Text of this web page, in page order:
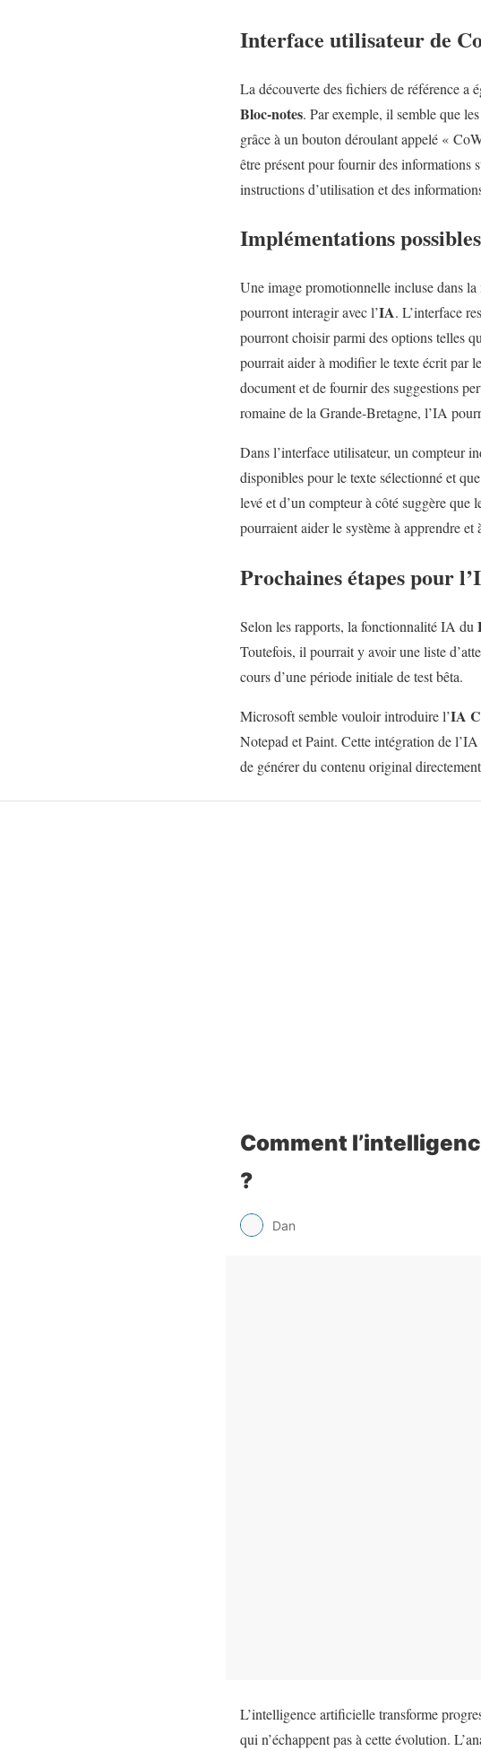
Interface utilisateur de
La découverte des fichiers de référence a
Bloc-notes. Par exemple, il semble que
grâce à un bouton déroulant appelé «
être présent pour fournir des informations
instructions d’utilisation et des
Implémentations
Une image promotionnelle incluse dans
pourront interagir avec l’IA. L’interface
pourront choisir parmi des options telles
pourrait aider à modifier le texte écrit par
document et de fournir des suggestions
romaine de la Grande-Bretagne, l’IA
Dans l’interface utilisateur, un compteur
disponibles pour le texte sélectionné et
levé et d’un compteur à côté suggère
pourraient aider le système à apprendre et
Prochaines étapes pour
Selon les rapports, la fonctionnalité IA du
Toutefois, il pourrait y avoir une liste
cours d’une période initiale de test bêta.
Microsoft semble vouloir introduire l’IA
Notepad et Paint. Cette intégration de
de générer du contenu original